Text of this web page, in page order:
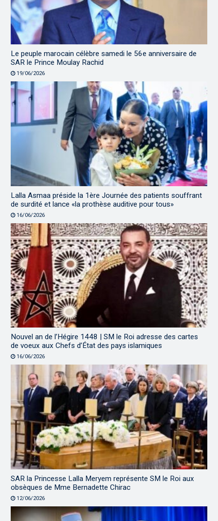
Le peuple marocain célèbre samedi le 56e anniversaire de
SAR le Prince Moulay Rachid
19/06/2026
Lalla Asmaa préside la 1ère Journée des patients souffrant
de surdité et lance «la prothèse auditive pour tous»
16/06/2026
Nouvel an de l’Hégire 1448 | SM le Roi adresse des cartes
de voeux aux Chefs d’État des pays islamiques
16/06/2026
SAR la Princesse Lalla Meryem représente SM le Roi aux
obsèques de Mme Bernadette Chirac
12/06/2026